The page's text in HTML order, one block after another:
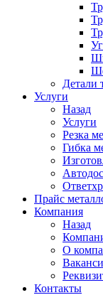
Детали
Услуги
Назад
Услуги
Резка
Гибка
Прайс
Компания
Назад
О
Контакты